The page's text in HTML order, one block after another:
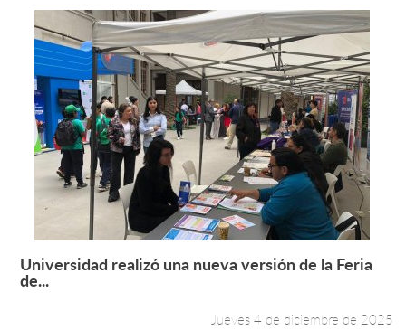
Leer más +
Universidad realizó una nueva versión de la Feria
de...
Jueves 4 de diciembre de 2025